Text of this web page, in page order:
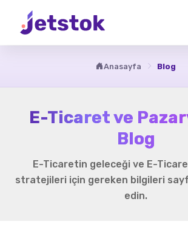
Anasayfa Blog
E-Ticaret ve
Blog
E-Ticaretin geleceği ve E-
stratejileri için gereken bilgileri
edin.